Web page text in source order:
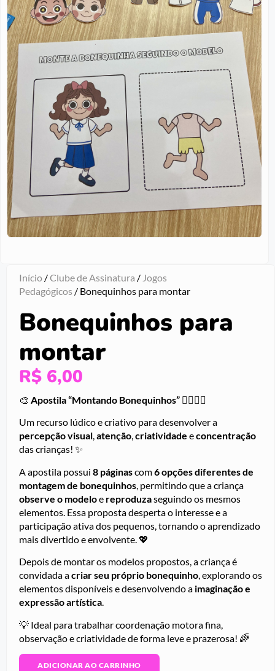
Início /Clube de Assinatura / Jogos
Pedagógicos / Bonequinhos para montar
Bonequinhos para
montar
R$ 6,00
🎨 Apostila “Montando Bonequinhos” 🧍‍♀️🧍‍♂️
Um recurso lúdico e criativo para desenvolver a
percepção visual,atenção,criatividade econcentração
das crianças! ✨
A apostila possui 8 páginascom6 opções diferentes de
montagem de bonequinhos , permitindo que a criança
observe o modeloe reproduzaseguindo os mesmos
elementos. Essa proposta desperta o interesse e a
participação ativa dos pequenos, tornando o aprendizado
mais divertido e envolvente. 💖
Depois de montar os modelos propostos, a criança é
convidada acriar seu próprio bonequinho, explorando os
elementos disponíveis e desenvolvendo a imaginação e
expressão artística.
💡 Ideal para trabalhar coordenação motora fina,
observação e criatividade de forma leve e prazerosa! 🌈
ADICIONAR AO CARRINHO